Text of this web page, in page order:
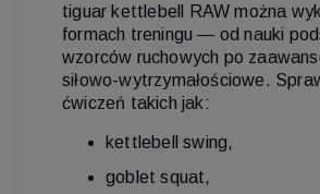
tiguar kettlebell RAW można
formach treningu — od nauki
wzorców ruchowych po
siłowo-wytrzymałościowe.
ćwiczeń takich jak:
kettlebell swing,
goblet squat,